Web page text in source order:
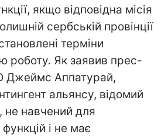
якщо відповідна місія
сербській провінції
терміни
роботу. Як заявив прес-
Джеймс Аппатурай,
альянсу, відомий
не навчений для
і не має